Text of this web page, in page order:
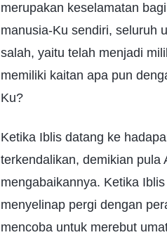
merupakan keselamatan
manusia-Ku sendiri, seluruh
salah, yaitu telah menjadi
memiliki kaitan apa pun
Ku?
Ketika Iblis datang ke
terkendalikan, demikian pula
mengabaikannya. Ketika
menyelinap pergi dengan
mencoba untuk merebut